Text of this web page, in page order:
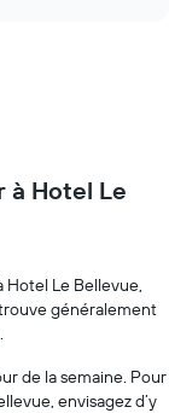
à Hotel Le
Hotel Le Bellevue,
trouve généralement
de la semaine. Pour
envisagez d’y